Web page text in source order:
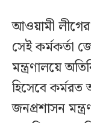
আওয়ামী লীগের
সেই কর্মকর্তা
মন্ত্রণালয়ে
হিসেবে
জনপ্রশাসন